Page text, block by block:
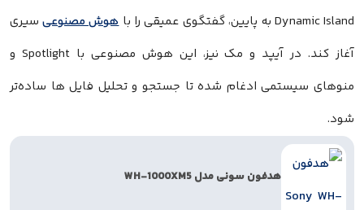
Dynamic Island به پایین، گفتگوی عمیقی را با
هوش مصنوعیسیری
آغاز کند. در آیپد و مک نیز، این هوش مصنوعی با Spotlight و
منوهای سیستمی ادغام شده تا جستجو و تحلیل فایل ها ساده‌تر
شود.
هدفون سونی مدل WH-1000XM5